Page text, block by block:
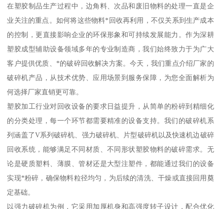
在塑胶制品生产过程中，边角料、次品和废旧物料的处理一直是企
业关注的重点。如何将这些物料*回收再利用，不仅关系到生产成本
的控制，更直接影响企业的环保形象和可持续发展能力。作为深耕
塑胶成型辅助设备领域多年的专业制造商，我们始终致力于为广大
客户提供优质、*的破碎回收解决方案。今天，我们重点介绍厂家的
破碎机产品，从技术优势、应用场景到服务保障，为您全面解析为
何选择厂家直销更可靠。
塑胶加工行业对回收设备的要求日益提升，从简单的粉碎到精细化
的分类处理，每一个环节都需要精准的设备支持。我们的破碎机系
列涵盖了V系列破碎机、强力破碎机、片型破碎机以及快速机边破碎
回收系统，能够满足不同材质、不同形状塑胶物料的破碎需求。无
论是硬质塑料、薄膜、管材还是大型注塑件，都能通过我们的设备
实现*粉碎，确保物料粒径均匀，为后续的清洗、干燥或直接回用奠
定基础。
以强力破碎机为例，它采用加厚机身和高强度转子设计，配合优化